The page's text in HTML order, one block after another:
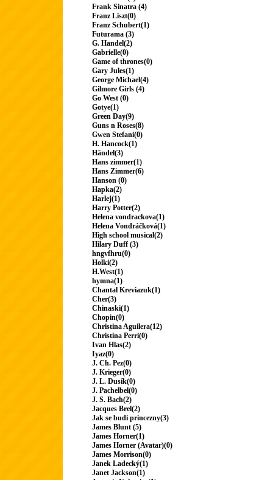
Frank Sinatra (4)
Franz Liszt(0)
Franz Schubert(1)
Futurama (3)
G. Handel(2)
Gabrielle(0)
Game of thrones(0)
Gary Jules(1)
George Michael(4)
Gilmore Girls (4)
Go West (0)
Gotye(1)
Green Day(9)
Guns n Roses(8)
Gwen Stefani(0)
H. Hancock(1)
Händel(3)
Hans zimmer(1)
Hans Zimmer(6)
Hanson (0)
Hapka(2)
Harlej(1)
Harry Potter(2)
Helena vondrackova(1)
Helena Vondráčková(1)
High school musical(2)
Hilary Duff (3)
hngvfhru(0)
Holki(2)
H.West(1)
hymna(1)
Chantal Kreviazuk(1)
Cher(3)
Chinaski(1)
Chopin(0)
Christina Aguilera(12)
Christina Perri(0)
Ivan Hlas(2)
Iyaz(0)
J. Ch. Pez(0)
J. Krieger(0)
J. L. Dusík(0)
J. Pachelbel(0)
J. S. Bach(2)
Jacques Brel(2)
Jak se budí princezny(3)
James Blunt (5)
James Horner(1)
James Horner (Avatar)(0)
James Morrison(0)
Janek Ladecký(1)
Janet Jackson(1)